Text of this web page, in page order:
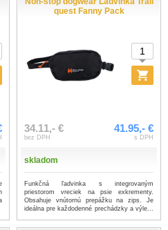
quest Fanny Pack
34.11,- €
bez DPH
41.95,- €
s DPH
skladom
Funkčná ľadvinka s integrovaným
priestorom vreciek na psie exkrementy.
Obsahuje vnútornú prepážku na zips. Je
ideálna pre každodenné prechádzky a výle...